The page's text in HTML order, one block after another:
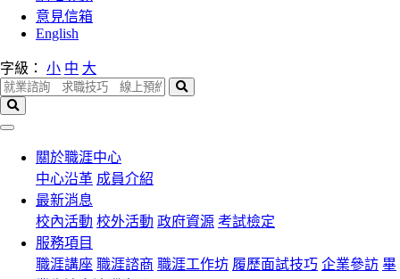
意見信箱
English
字級： 小 中 大
搜
搜
關於職涯中心
中心沿革 成員介紹
最新消息
校內活動 校外活動 政府資源 考試檢定
服務項目
職涯講座 職涯諮商 職涯工作坊 履歷面試技巧 企業參訪 畢